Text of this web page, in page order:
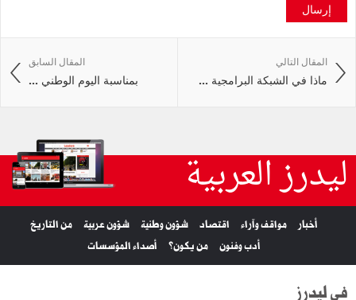
إرسال
المقال السابق
بمناسبة اليوم الوطني ...
المقال التالي
ماذا في الشبكة البرامجية ...
ليدرز العربية
أخبار مواقف وآراء اقتصاد شؤون وطنية شؤون عربية
من التاريخ
أدب وفنون
من يكون؟ أصداء المؤسسات
في ليدرز